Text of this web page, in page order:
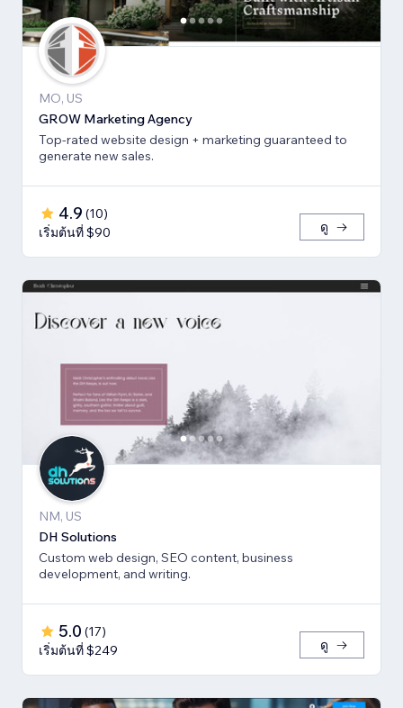
MO, US
GROW Marketing Agency
Top-rated website design + marketing guaranteed to
generate new sales.
4.9 (10)
เริ่มต้นที่ $90
ดู
NM, US
DH Solutions
Custom web design, SEO content, business
development, and writing.
5.0 (17)
เริ่มต้นที่ $249
ดู